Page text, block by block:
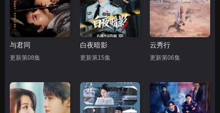
与君同
更新第08集
白夜暗影
更新第15集
云秀行
更新第06集